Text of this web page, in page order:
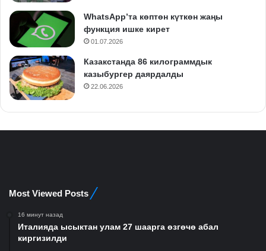
WhatsApp’та көптөн күткөн жаңы
функция ишке кирет
01.07.2026
Казакстанда 86 килограммдык
казыбургер даярдалды
22.06.2026
Most Viewed Posts
16 минут назад
Италияда ысыктан улам 27 шаарга өзгөчө абал
киргизилди